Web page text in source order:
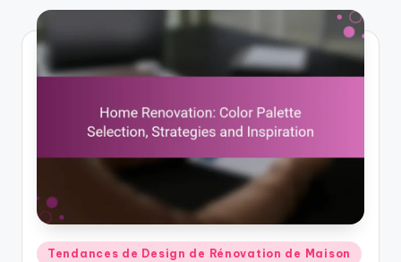
Posted
Tendances de Design de Rénovation de Maison